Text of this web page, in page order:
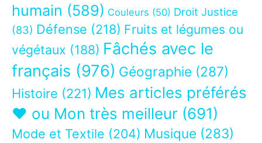
humain (589) Couleurs (50) Droit Justice
(83) Défense (218) Fruits et légumes ou
végétaux (188) Fâchés avec le
français (976) Géographie (287)
Histoire (221) Mes articles préférés
❤ ou Mon très meilleur (691)
Mode et Textile (204) Musique (283)